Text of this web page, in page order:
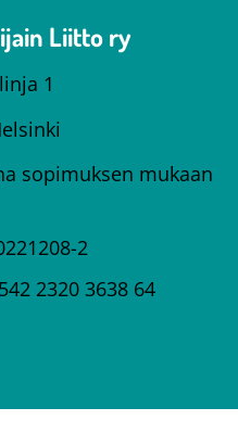
Liitto ry
1
sopimuksen mukaan
2
2320 3638 64